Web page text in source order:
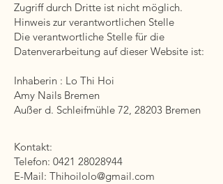
Zugriff durch Dritte ist nicht möglich.
Hinweis zur verantwortlichen Stelle
Die verantwortliche Stelle für die
Datenverarbeitung auf dieser Website ist:
Inhaberin : Lo Thi Hoi
Amy Nails Bremen
Außer d. Schleifmühle 72, 28203 Bremen
Kontakt:
Telefon: 0421 28028944
E-Mail: Thihoilolo@gmail.com